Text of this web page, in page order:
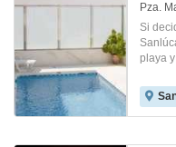
Pza.
Si
playa